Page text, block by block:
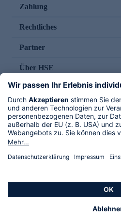
Zahlung
Rechtliches
Partner
Über HSE
Im TV
HSE International